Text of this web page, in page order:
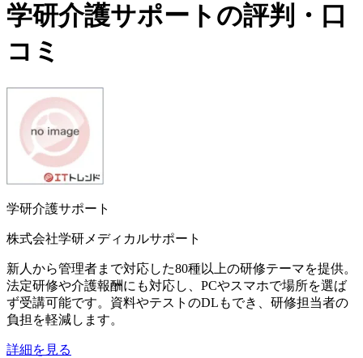
学研介護サポート の評判・口
コミ
学研介護サポート
株式会社学研メディカルサポート
新人から管理者まで対応した80種以上の研修テーマを提供。
法定研修や介護報酬にも対応し、PCやスマホで場所を選ば
ず受講可能です。資料やテストのDLもでき、研修担当者の
負担を軽減します。
詳細を見る